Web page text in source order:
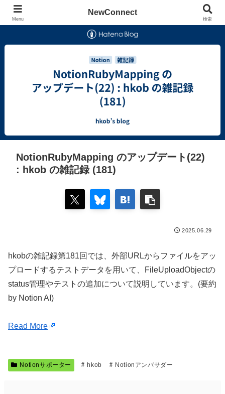
NotionRubyMapping のアップデート(22)
: hkob の雑記録 (181)
2025.06.29
hkobの雑記録第181回では、外部URLからファイルをアッ
プロードするテストデータを用いて、FileUploadObjectの
status管理やテストの追加について説明しています。(要約
by Notion AI)
Read More
Notionサポーター hkob Notionアンバサダー
Menu
NewConnect
検索